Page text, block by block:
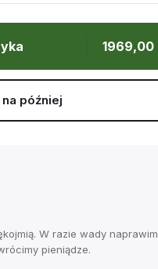
1969,00
później
W razie wady
pieniądze.